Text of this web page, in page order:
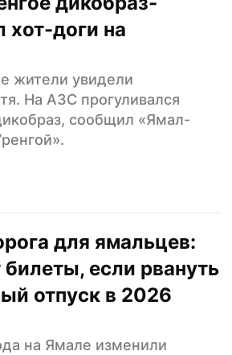
хот-доги на
жители увидели
На АЗС прогуливался
сообщил «Ямал-
для ямальцев:
билеты, если рвануть
отпуск в 2026
на Ямале изменили